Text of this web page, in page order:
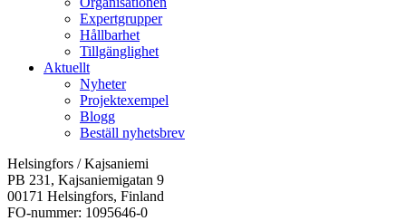
Expertgrupper
Hållbarhet
Tillgänglighet
Aktuellt
Nyheter
Projektexempel
Blogg
Beställ nyhetsbrev
Helsingfors / Kajsaniemi
PB 231, Kajsaniemigatan 9
00171 Helsingfors, Finland
FO-nummer: 1095646-0